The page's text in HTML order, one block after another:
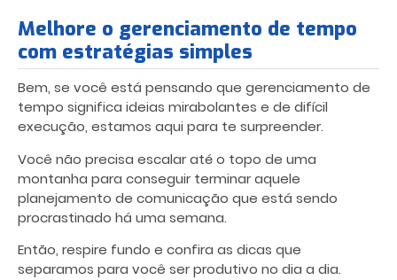
Melhore o gerenciamento de tempo
com estratégias simples
Bem, se você está pensando que gerenciamento de
tempo significa ideias mirabolantes e de difícil
execução, estamos aqui para te surpreender.
Você não precisa escalar até o topo de uma
montanha para conseguir terminar aquele
planejamento de comunicação que está sendo
procrastinado há uma semana.
Então, respire fundo e confira as dicas que
separamos para você ser produtivo no dia a dia.